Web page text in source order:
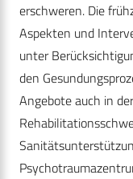
erschweren. Die
Aspekten und
unter
den
Angebote auch in